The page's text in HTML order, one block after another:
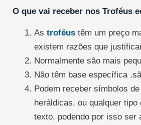
O que vai receber nos Troféus
As troféus têm um preço
existem razões que
Normalmente são mais
Não têm base específica
Podem receber símbolos
heráldicas, ou qualquer tipo
texto, podendo por isso ser